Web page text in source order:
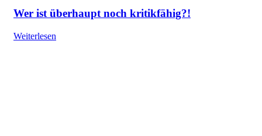
Wer ist überhaupt noch kritikfähig?!
Weiterlesen